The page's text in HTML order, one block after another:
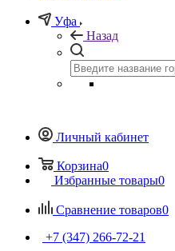
Уфа
Назад
Личный кабинет
Корзина0
Избранные товары0
Сравнение товаров0
+7 (347) 266-72-21